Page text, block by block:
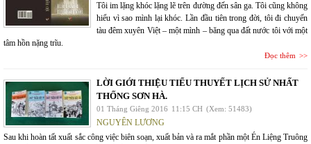
Tôi im lặng khóc lặng lẽ trên đường đến sân ga. Tôi cũng không
hiểu vì sao mình lại khóc. Lần đầu tiên trong đời, tôi đi chuyến
tàu đêm xuyên Việt – một mình – băng qua đất nước tôi với một
tâm hồn nặng trĩu.
Đọc thêm
LỜI GIỚI THIỆU TIỂU THUYẾT LỊCH SỬ NHẤT
THỐNG SƠN HÀ.
01 Tháng Giêng 2016 11:15 CH (Xem: 51483)
NGUYÊN LƯƠNG
Sau khi hoàn tất xuất sắc công việc biên soạn, xuất bản và ra mắt phần một Én Liệng Truông